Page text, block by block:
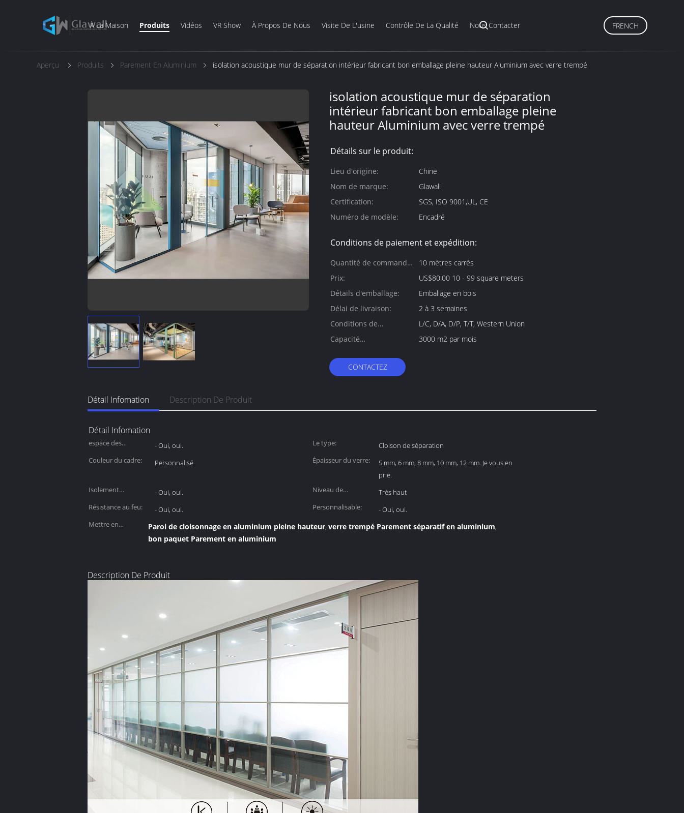
À La Maison Produits Vidéos VR Show À Propos De Nous Visite De L'usine Contrôle De La Qualité Nous Contacter FRENCH
Aperçu Produits Parement En Aluminium isolation acoustique mur de séparation intérieur fabricant bon emballage pleine hauteur Aluminium avec verre trempé
isolation acoustique mur de séparation
intérieur fabricant bon emballage pleine
hauteur Aluminium avec verre trempé
Détails sur le produit:
Lieu d'origine:
Chine
Nom de marque:
Glawall
Certification:
SGS, ISO 9001,UL, CE
Numéro de modèle:
Encadré
Conditions de paiement et expédition:
Quantité de commande
min:
10 mètres carrés
Prix:
US$80.00 10 - 99 square meters
Détails d'emballage:
Emballage en bois
Délai de livraison:
2 à 3 semaines
Conditions de
paiement:
L/C, D/A, D/P, T/T, Western Union
Capacité
3000 m2 par mois
CONTACTEZ
Détail Infomation Description De Produit
Détail Infomation
espace des
- Oui, oui. Le type:
Cloison de séparation
Couleur du cadre:
Personnalisé Épaisseur du verre:
5 mm, 6 mm, 8 mm, 10 mm, 12 mm. Je vous en
prie.
Isolement
- Oui, oui.
Niveau de
Très haut
Résistance au feu:
- Oui, oui. Personnalisable:
- Oui, oui.
Mettre en
Paroi de cloisonnage en aluminium pleine hauteur,verre trempé Parement séparatif en aluminium,
bon paquet Parement en aluminium
Description De Produit